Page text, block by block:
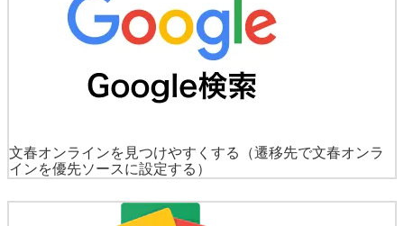
文春オンラインを見つけやすくする
（遷移先で文春オンラ
インを優先ソースに設定する）